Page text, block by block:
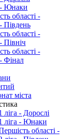
- Юнаки
області -
Південь
області -
Північ
області -
Фінал
міста
ліга - Дорослі
ліга - Юнаки
області -